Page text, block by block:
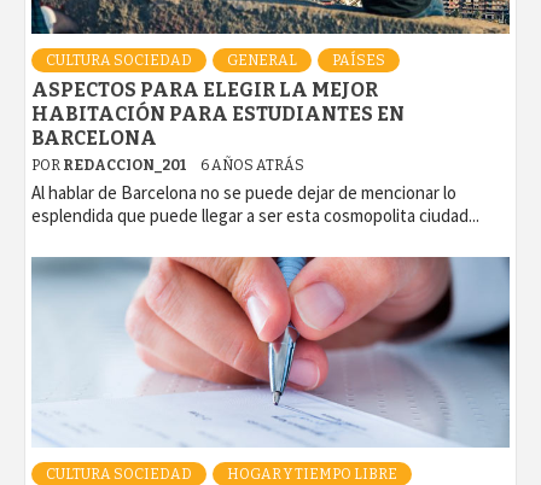
CULTURA SOCIEDAD GENERAL PAÍSES
ASPECTOS PARA ELEGIR LA MEJOR
HABITACIÓN PARA ESTUDIANTES EN
BARCELONA
POR REDACCION_201 6 AÑOS ATRÁS
Al hablar de Barcelona no se puede dejar de mencionar lo
esplendida que puede llegar a ser esta cosmopolita ciudad...
CULTURA SOCIEDAD
HOGAR Y TIEMPO LIBRE